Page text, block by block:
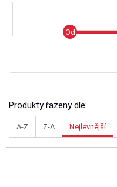
Produkty řazeny dle:
A-Z Z-A Nejlevnější